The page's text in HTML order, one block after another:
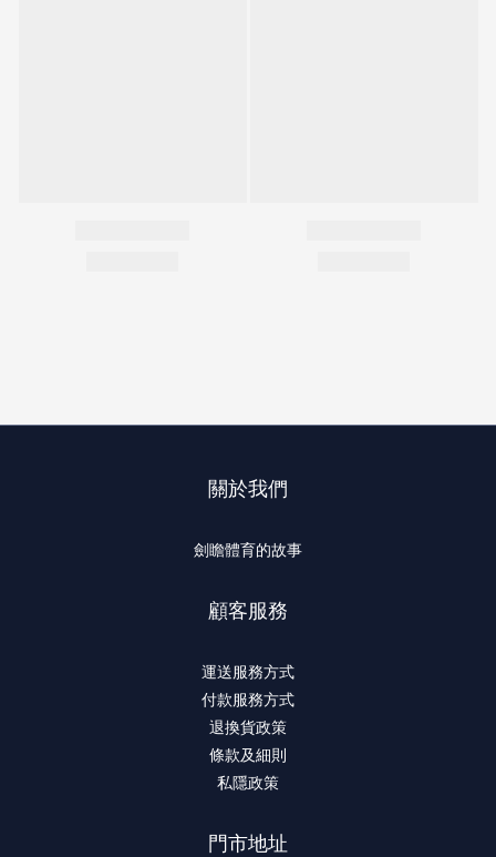
關於我們
劍瞻體育的故事
顧客服務
運送服務方式
付款服務方式
退換貨政策
條款及細則
私隱政策
門市地址